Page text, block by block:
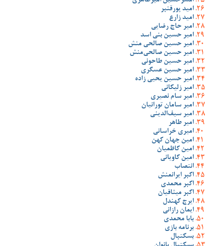
امید پورقنبر
امید زارع
امیر حاج رضایی
امیر حسین بنی اسد
امیر حسین صالحی منش
امیر حسین صالحی‌منش
امیر حسین طاحونی
امیر حسین عسگری
امیر حسین یحیی زاده
امیر زلیکانی
امیر سام نصیری
امیر سامان تورانیان
امیر سیف‌الدینی
امیر طاهر
امیری خراسانی
امین جهان کهن
امین کاظمیان
امین کاویانی
انتصاب
اکبر ایرانمنش
اکبر محمدی
اکبر میثاقیان
ایرج کهندل
ایمان رازانی
بابا محمدی
برنامه بازی
بسکتبال